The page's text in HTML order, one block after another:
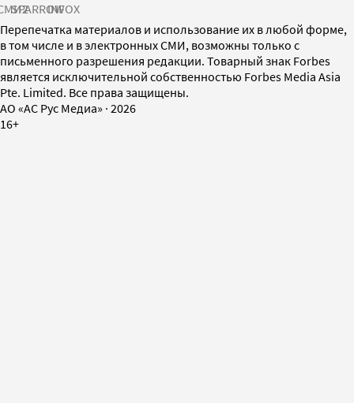
SPARROWINFOX
Перепечатка материалов и использование их в любой форме,
в том числе и в электронных СМИ, возможны только с
письменного разрешения редакции. Товарный знак Forbes
является исключительной собственностью Forbes Media Asia
Pte. Limited. Все права защищены.
AO «АС Рус Медиа» · 2026
16+